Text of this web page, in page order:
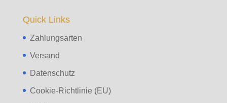
Quick Links
Zahlungsarten
Versand
Datenschutz
Cookie-Richtlinie (EU)